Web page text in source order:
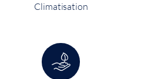
Climatisation